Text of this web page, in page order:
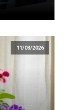
11/03/2026